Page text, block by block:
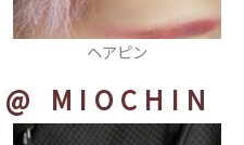
ショルダーバッグ
@ MIOCHIN